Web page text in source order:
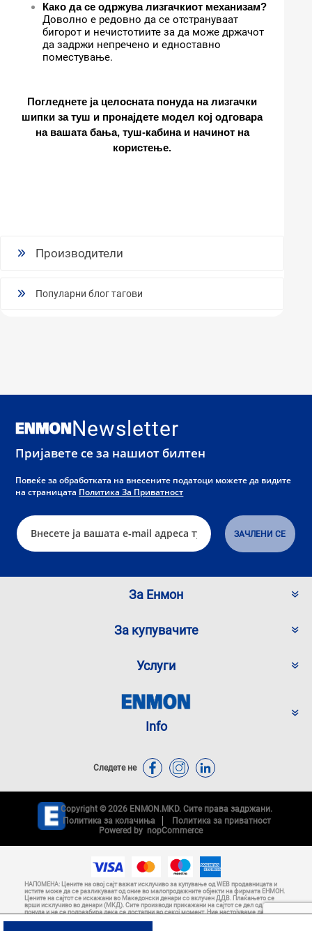
Како да се одржува лизгачкиот механизам?
Доволно е редовно да се отстрануваат
бигорот и нечистотиите за да може држачот
да задржи непречено и едноставно
поместување.
Погледнете ја целосната понуда на лизгачки
шипки за туш и пронајдете модел кој одговара
на вашата бања, туш-кабина и начинот на
користење.
Производители
Популарни блог тагови
Newsletter
Пријавете се за нашиот билтен
Повеќе за обработката на внесените податоци можете да видите
на страницата Политика За Приватност
За Енмон
За купувачите
Услуги
Info
Следете не
Copyright © 2026 ENMON.MKD. Сите права задржани.
Политика за колачиња
Политика за приватност
Powered by nopCommerce
НАПОМЕНА: Цените на овој сајт важат исклучиво за купување од WEB продавницата и
истите може да се разликуваат од оние во малопродажните објекти на фирмата ЕНМОН.
Цените на сајтот се искажани во Македонски денари со вклучен ДДВ. Плаќањето се
врши исклучиво во денари (МКД). Сите производи прикажани на сајтот се дел од нашата
понуда и не се подразбира дека се достапни во секој момент. Ние настојуваме да